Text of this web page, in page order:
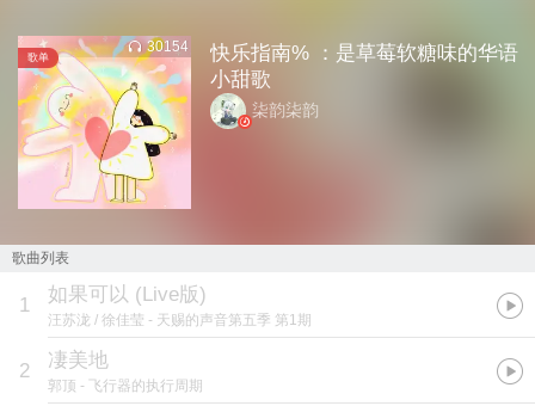
歌单
30154
快乐指南% ：是草莓软糖味的华语
小甜歌
柒韵柒韵
歌曲列表
1 如果可以 (Live版)
汪苏泷 / 徐佳莹 - 天赐的声音第五季 第1期
2 凄美地
郭顶 - 飞行器的执行周期